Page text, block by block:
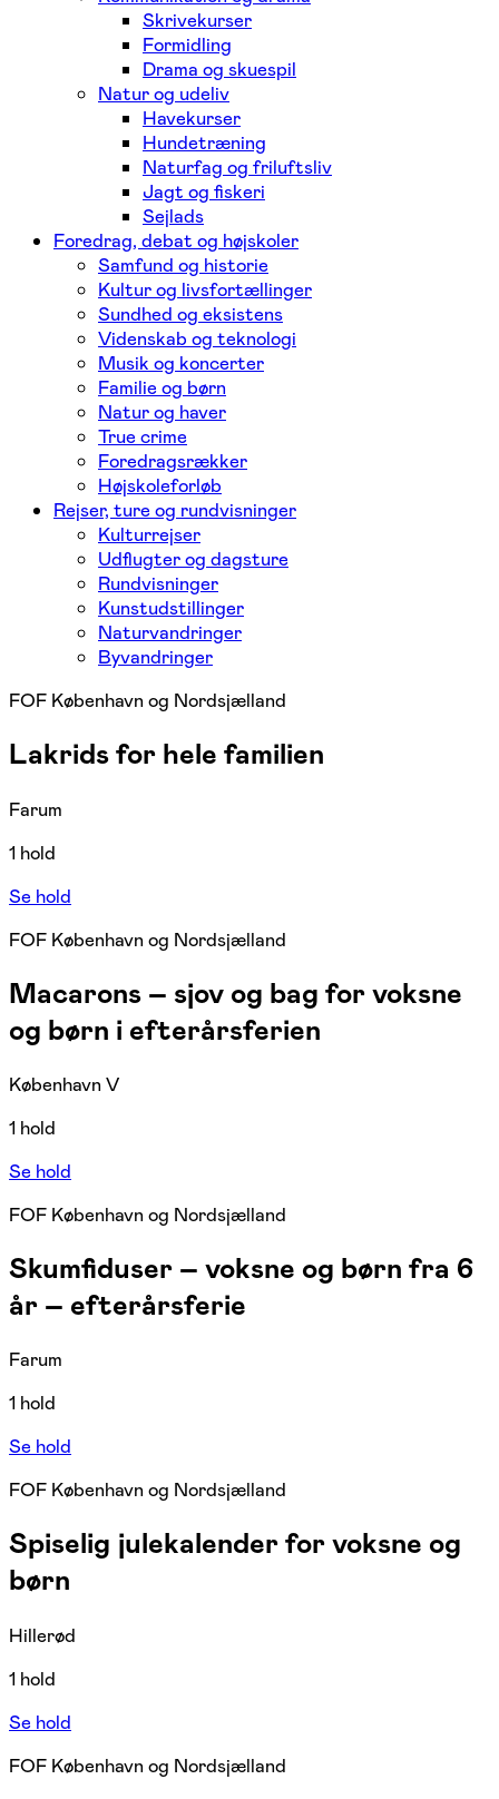
Skrivekurser
Formidling
Drama og skuespil
Natur og udeliv
Havekurser
Hundetræning
Naturfag og friluftsliv
Jagt og fiskeri
Sejlads
Foredrag, debat og højskoler
Samfund og historie
Kultur og livsfortællinger
Sundhed og eksistens
Videnskab og teknologi
Musik og koncerter
Familie og børn
Natur og haver
True crime
Foredragsrækker
Højskoleforløb
Rejser, ture og rundvisninger
Kulturrejser
Udflugter og dagsture
Rundvisninger
Kunstudstillinger
Naturvandringer
Byvandringer
FOF København og Nordsjælland
Lakrids for hele familien
Farum
1 hold
Se hold
FOF København og Nordsjælland
Macarons – sjov og bag for voksne
og børn i efterårsferien
København V
1 hold
Se hold
FOF København og Nordsjælland
Skumfiduser – voksne og børn fra 6
år – efterårsferie
Farum
1 hold
Se hold
FOF København og Nordsjælland
Spiselig julekalender for voksne og
børn
Hillerød
1 hold
Se hold
FOF København og Nordsjælland